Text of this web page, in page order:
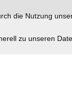
die Nutzung
zu unseren